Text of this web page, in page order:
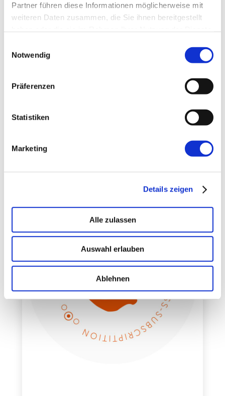
Partner führen diese Informationen möglicherweise mit
weiteren Daten zusammen, die Sie ihnen bereitgestellt
Notwendig
Präferenzen
Statistiken
Marketing
Details zeigen
Alle zulassen
Auswahl erlauben
Ablehnen
Website
Sicherheit in AWS!